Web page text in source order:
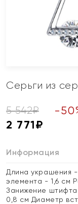
Серьги из
5 542₽ -50
2 771₽
Информация
Длина украшения
элемента - 1,6 см
Занижение
0,8 см Диаметр